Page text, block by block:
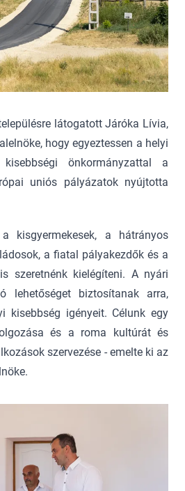
látogatott Járóka Lívia,
hogy egyeztessen a helyi
önkormányzattal a
uniós pályázatok nyújtotta
kisgyermekesek, a hátrányos
a fiatal pályakezdők és a
szeretnénk kielégíteni. A nyári
lehetőséget biztosítanak arra,
kisebbség igényeit. Célunk egy
és a roma kultúrát és
szervezése - emelte ki az